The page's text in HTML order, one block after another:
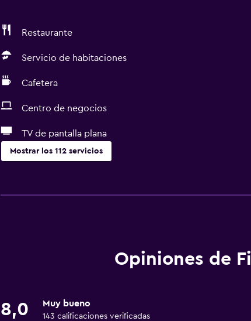
Restaurante
Servicio de habitaciones
Cafetera
Centro de negocios
TV de pantalla plana
Mostrar los 112 servicios
Wifi disponible en todas las instalaciones
Aire acondicionado
Opiniones de
8,0 Muy bueno
143 calificaciones verificadas